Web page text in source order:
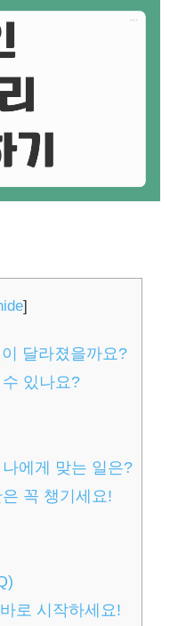
]
달라졌을까요?
있나요?
에게 맞는 일은?
꼭 챙기세요!
로 시작하세요!